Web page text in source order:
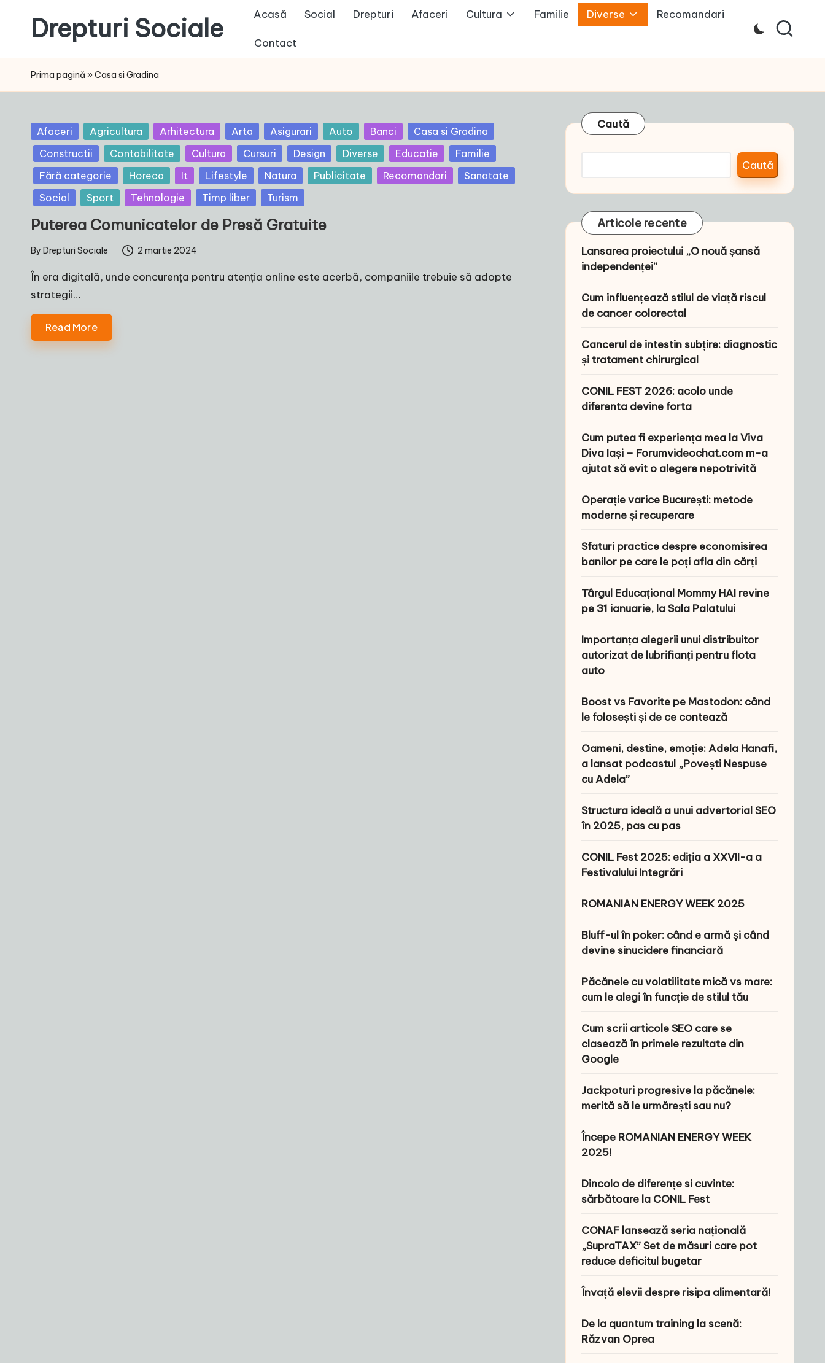
content
Drepturi Sociale
Drepturile
Sociale:
Ta,
Schimbarea
Noastră!
Acasă Social Drepturi Afaceri Cultura Familie Diverse Recomandari
Contact
Prima pagină » Casa si Gradina
Posted
in
Afaceri Agricultura Arhitectura Arta Asigurari Auto Banci
Casa si Gradina
Constructii
Contabilitate Cultura Cursuri Design Diverse Educatie
Familie
Fără categorie
Horeca It Lifestyle Natura Publicitate Recomandari
Sanatate
Social
Sport Tehnologie Timp liber Turism
Puterea Comunicatelor de Presă Gratuite
Posted
by
By Drepturi Sociale 2 martie 2024
În era digitală, unde concurența pentru atenția online este acerbă, companiile trebuie să adopte
strategii…
Read More
Caută
Caută
Articole recente
Lansarea proiectului „O nouă șansă
independenței”
Cum influențează stilul de viață riscul
de cancer colorectal
Cancerul de intestin subțire: diagnostic
și tratament chirurgical
CONIL FEST 2026: acolo unde
diferenta devine forta
Cum putea fi experiența mea la Viva
Diva Iași – Forumvideochat.com m-a
ajutat să evit o alegere nepotrivită
Operație varice București: metode
moderne și recuperare
Sfaturi practice despre economisirea
banilor pe care le poți afla din cărți
Târgul Educațional Mommy HAI revine
pe 31 ianuarie, la Sala Palatului
Importanța alegerii unui distribuitor
autorizat de lubrifianți pentru flota
auto
Boost vs Favorite pe Mastodon: când
le folosești și de ce contează
Oameni, destine, emoție: Adela Hanafi,
a lansat podcastul „Povești Nespuse
cu Adela”
Structura ideală a unui advertorial SEO
în 2025, pas cu pas
CONIL Fest 2025: ediția a XXVII-a a
Festivalului Integrări
ROMANIAN ENERGY WEEK 2025
Bluff-ul în poker: când e armă și când
devine sinucidere financiară
Păcănele cu volatilitate mică vs mare:
cum le alegi în funcție de stilul tău
Cum scrii articole SEO care se
clasează în primele rezultate din
Google
Jackpoturi progresive la păcănele:
merită să le urmărești sau nu?
Începe ROMANIAN ENERGY WEEK
2025!
Dincolo de diferențe si cuvinte:
sărbătoare la CONIL Fest
CONAF lansează seria națională
„SupraTAX” Set de măsuri care pot
reduce deficitul bugetar
Învață elevii despre risipa alimentară!
De la quantum training la scenă:
Răzvan Oprea